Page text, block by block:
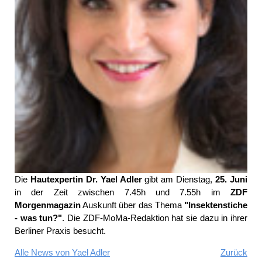
Die Hautexpertin Dr. Yael Adlergibt am Dienstag,25. Juni
in der Zeit zwischen 7.45h und 7.55h im ZDF
MorgenmagazinAuskunft über das Thema "Insektenstiche
- was tun?". Die ZDF-MoMa-Redaktion hat sie dazu in ihrer
Berliner Praxis besucht.
Alle News von Yael Adler Zurück